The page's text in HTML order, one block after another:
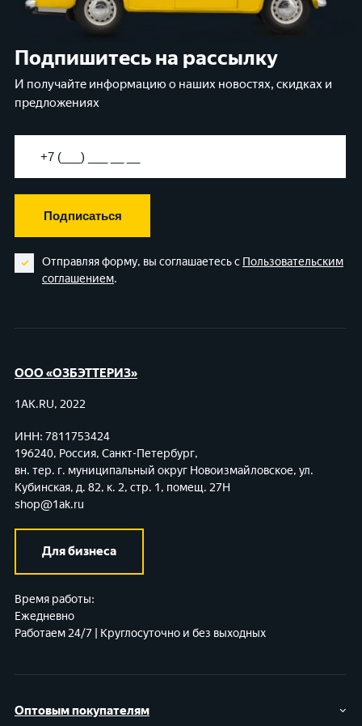
Подпишитесь на рассылку
И получайте информацию о наших новостях, скидках и
предложениях
Подписаться
Отправляя форму, вы соглашаетесь с Пользовательским
соглашением.
Оптовым покупателям
ООО «ОЗБЭТТЕРИЗ»
1AK.RU, 2022
ИНН: 7811753424
196240, Россия, Санкт-Петербург,
вн. тер. г. муниципальный округ Новоизмайловское, ул.
Кубинская, д. 82, к. 2, стр. 1, помещ. 27Н
shop@1ak.ru
Для бизнеса
Время работы:
Ежедневно
Работаем 24/7 | Круглосуточно и без выходных